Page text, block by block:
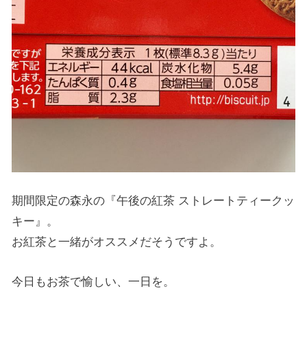
期間限定の森永の『午後の紅茶 ストレートティークッ
キー』。
お紅茶と一緒がオススメだそうですよ。
今日もお茶で愉しい、一日を。